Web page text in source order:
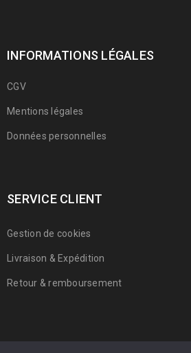
INFORMATIONS LÉGALES
CGV
Mentions légales
Données personnelles
SERVICE CLIENT
Gestion de cookies
Livraison & Expédition
Retour & remboursement